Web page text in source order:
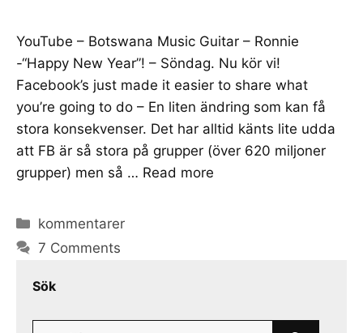
YouTube – Botswana Music Guitar – Ronnie
-“Happy New Year”! – Söndag. Nu kör vi!
Facebook’s just made it easier to share what
you’re going to do – En liten ändring som kan få
stora konsekvenser. Det har alltid känts lite udda
att FB är så stora på grupper (över 620 miljoner
grupper) men så … Read more
Categories
kommentarer
7 Comments
Sök
Search